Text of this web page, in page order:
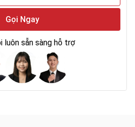
Gọi Ngay
luôn sẵn sàng hỗ trợ